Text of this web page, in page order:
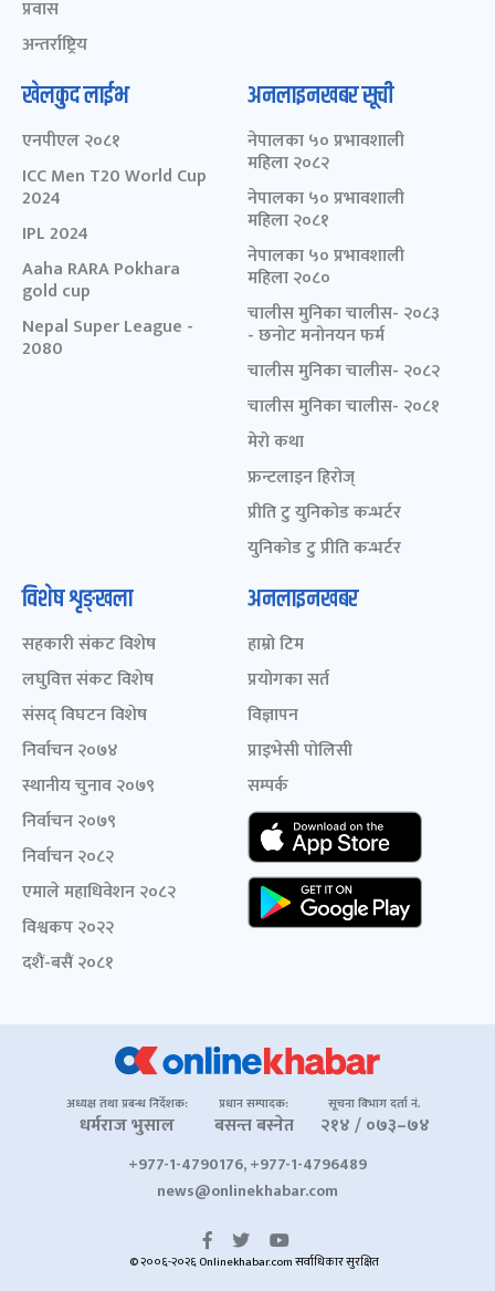
प्रवास
अन्तर्राष्ट्रिय
खेलकुद लाईभ
एनपीएल २०८१
ICC Men T20 World Cup
2024
IPL 2024
Aaha RARA Pokhara
gold cup
Nepal Super League -
2080
अनलाइनखबर सूची
नेपालका ५० प्रभावशाली
महिला २०८२
नेपालका ५० प्रभावशाली
महिला २०८१
नेपालका ५० प्रभावशाली
महिला २०८०
चालीस मुनिका चालीस- २०८३
- छनोट मनोनयन फर्म
चालीस मुनिका चालीस- २०८२
चालीस मुनिका चालीस- २०८१
मेरो कथा
फ्रन्टलाइन हिरोज्
प्रीति टु युनिकोड कन्भर्टर
युनिकोड टु प्रीति कन्भर्टर
विशेष शृङ्खला
सहकारी संकट विशेष
लघुवित्त संकट विशेष
संसद् विघटन विशेष
निर्वाचन २०७४
स्थानीय चुनाव २०७९
निर्वाचन २०७९
निर्वाचन २०८२
एमाले महाधिवेशन २०८२
विश्वकप २०२२
दशैं-बसैं २०८१
अनलाइनखबर
हाम्रो टिम
प्रयोगका सर्त
विज्ञापन
प्राइभेसी पोलिसी
सम्पर्क
अध्यक्ष तथा प्रबन्ध निर्देशक:
धर्मराज भुसाल
प्रधान सम्पादक:
बसन्त बस्नेत
सूचना विभाग दर्ता नं.
२१४ / ०७३–७४
+977-1-4790176, +977-1-4796489
news@onlinekhabar.com
© २००६-२०२६ Onlinekhabar.com सर्वाधिकार सुरक्षित